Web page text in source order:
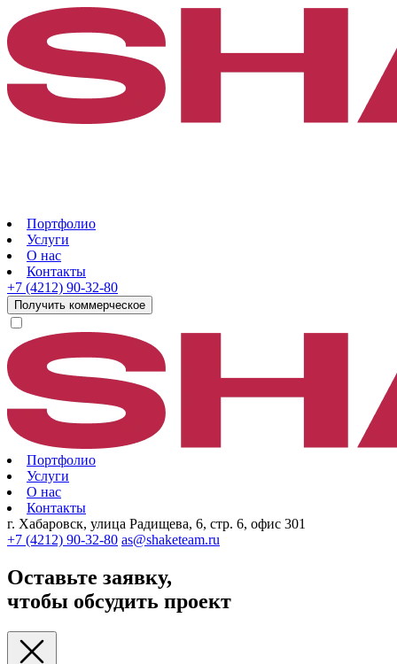
Портфолио
Услуги
О нас
Контакты
+7 (4212) 90-32-80
Получить коммерческое
Портфолио
Услуги
О нас
Контакты
г. Хабаровск, улица Радищева, 6, стр. 6, офис 301
+7 (4212) 90-32-80 as@shaketeam.ru
Оставьте заявку,
чтобы обсудить проект